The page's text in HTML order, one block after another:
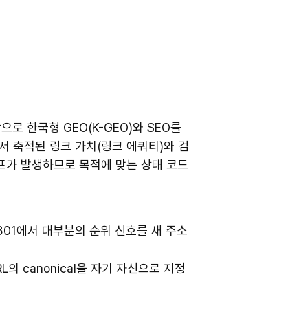
으로 한국형 GEO(K-GEO)와 SEO를
축적된 링크 가치(링크 에쿼티)와 검
가 발생하므로 목적에 맞는 상태 코드
에서 대부분의 순위 신호를 새 주소
의 canonical을 자기 자신으로 지정